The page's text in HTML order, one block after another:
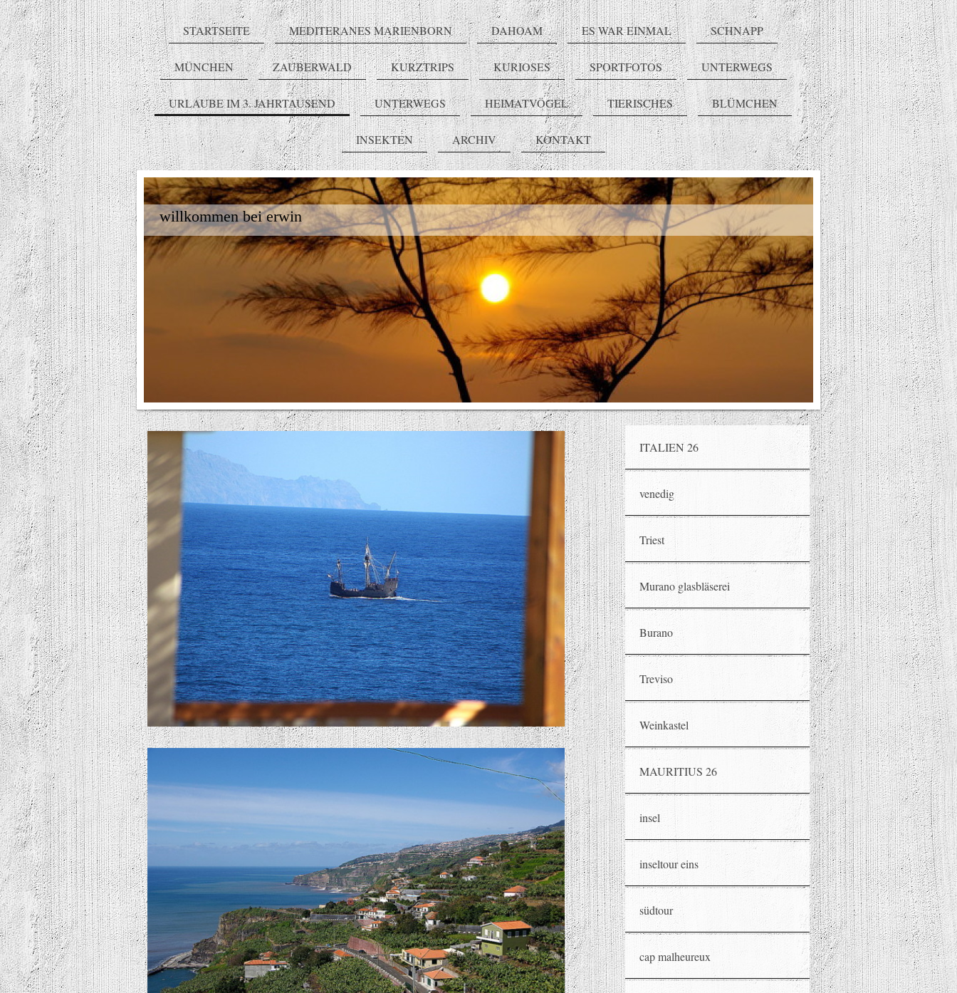
STARTSEITE MEDITERANES MARIENBORN DAHOAM ES WAR EINMAL SCHNAPP
MÜNCHEN ZAUBERWALD KURZTRIPS KURIOSES SPORTFOTOS UNTERWEGS
URLAUBE IM 3. JAHRTAUSEND UNTERWEGS HEIMATVÖGEL TIERISCHES BLÜMCHEN
INSEKTEN ARCHIV KONTAKT
willkommen bei erwin
ITALIEN 26
venedig
Triest
Murano glasbläserei
Burano
Treviso
Weinkastel
MAURITIUS 26
insel
inseltour eins
südtour
cap malheureux